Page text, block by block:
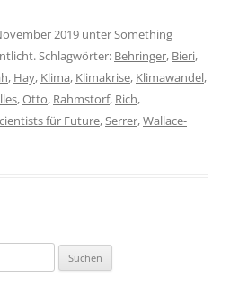
2019 unterSomething
Schlagwörter: Behringer, Bieri,
, Hay, Klima, Klimakrise, Klimawandel,
,Otto, Rahmstorf, Rich,
für Future,Serrer,Wallace-